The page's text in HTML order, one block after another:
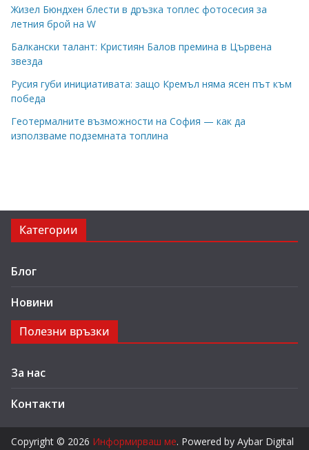
Жизел Бюндхен блести в дръзка топлес фотосесия за
летния брой на W
Балкански талант: Кристиян Балов премина в Цървена
звезда
Русия губи инициативата: защо Кремъл няма ясен път към
победа
Геотермалните възможности на София — как да
използваме подземната топлина
Категории
Блог
Новини
Полезни връзки
За нас
Контакти
Copyright © 2026 Информирваш ме. Powered by Aybar Digital